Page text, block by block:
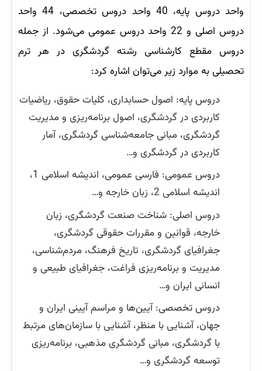
واحد دروس پایه، 40 واحد دروس تخصصی، 44 واحد
دروس اصلی و 22 واحد دروس عمومی می‌شود. از جمله
دروس مقطع کارشناسی رشته گردشگری در هر ترم
تحصیلی به موارد زیر می‌توان اشاره کرد:
دروس پایه: اصول حسابداری، کلیات حقوق، ریاضیات
کاربردی در گردشگری، اصول برنامه‌ریزی و مدیریت
گردشگری، مبانی جامعه‌شناسی گردشگری، آمار
کاربردی در گردشگری و…
دروس عمومی: فارسی عمومی، اندیشه اسلامی 1،
اندیشه اسلامی 2، زبان خارجه و…
دروس اصلی: شناخت صنعت گردشگری، زبان
خارجه، قوانین و مقررات حقوقی گردشگری،
جغرافیای گردشگری، تاریخ فرهنگ، مردم‌شناسی،
مدیریت و برنامه‌ریزی فراغت، جغرافیای طبیعی و
انسانی ایران و…
دروس تخصصی: آیین‌ها و مراسم آیینی ایران و
جهان، آشنایی با منظر، آشنایی با سازمان‌های مرتبط
با گردشگری، مبانی گردشگری مذهبی، برنامه‌ریزی
توسعه گردشگری و…